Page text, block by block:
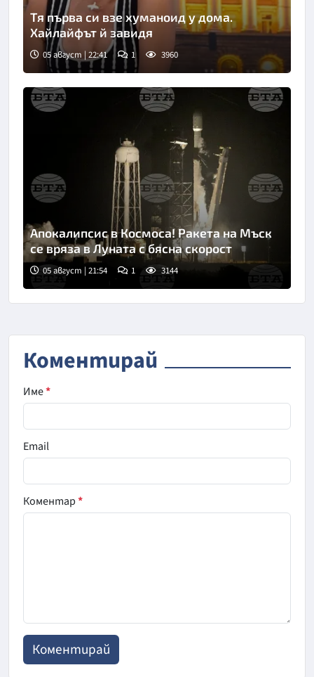
Тя първа си взе хуманоид у дома.
Хайлайфът й завидя
05 август | 22:41 1 3960
Апокалипсис в Космоса! Ракета на Мъск
се вряза в Луната с бясна скорост
05 август | 21:54 1 3144
Коментирай
Име*
Email
Коментар*